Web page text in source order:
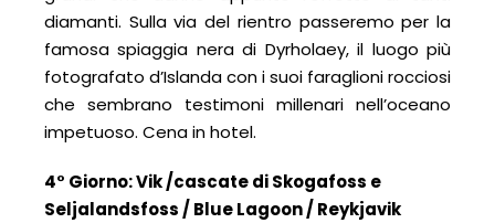
diamanti. Sulla via del rientro passeremo per la
famosa spiaggia nera di Dyrholaey, il luogo più
fotografato d’Islanda con i suoi faraglioni rocciosi
che sembrano testimoni millenari nell’oceano
impetuoso. Cena in hotel.
4° Giorno: Vik /cascate di Skogafoss e
Seljalandsfoss / Blue Lagoon / Reykjavik